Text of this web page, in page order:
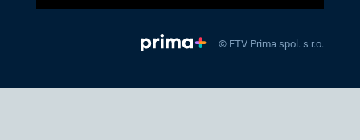
© FTV Prima spol. s r.o.